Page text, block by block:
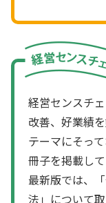
経営センスチ
改善、好業績
テーマにそっ
冊子を掲載して
最新版では、
法」について